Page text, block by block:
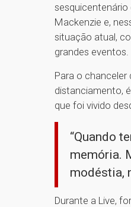
Mackenzie e,
situação atual,
grandes eventos.
Para o
distanciamento,
que foi vivido
“Quando
memória.
modéstia,
Durante a Live,